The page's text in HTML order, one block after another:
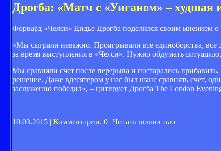
Дрогба: «Матч с «Уиганом» – худшая
Форвард «Челси» Дидье Дрогба поделился своим мнением
«Мы сыграли неважно. Проигрывали все единоборства, все
за время выступления в «Челси». Нужно обдумать
Мы сравняли счет после перерыва и постарались
решение. Даже вдесятером у нас был шанс сравнять счет,
заслуженно победил», – цитирует Дрогба The London
10.03.2015 | Комментарии: 0 | Читать полностью